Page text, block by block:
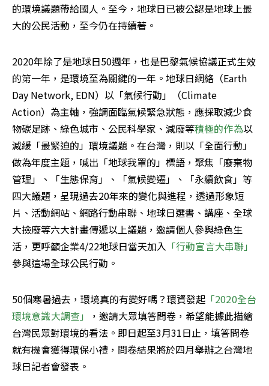
的環境議題帶給國人。至今，地球日已被公認是地球上最
大的公民活動，至今仍在持續著。
2020年除了是地球日50週年，也是巴黎氣候協議正式生效
的第一年，是環境至為關鍵的一年。地球日網絡（Earth
Day Network, EDN）以「氣候行動」（Climate
Action）為主軸，強調面臨氣候緊急狀態，應採取減少食
物碳足跡、綠色城市、公民科學家、減廢等積極的作為以
減緩「最緊迫的」環境議題。在台灣，則以「全面行動」
做為年度主題，喊出「地球我罩的」標語，聚焦「廢棄物
管理」、「生態保育」、「氣候變遷」、「永續飲食」等
四大議題，呈現過去20年來的變化與進程，透過形象短
片、活動網站、網路行動串聯、地球日選書、講座、全球
大撿廢等六大計畫傳遞以上議題，邀請個人參與綠色生
活，更呼籲企業4/22地球日當天加入 「行動宣言大串聯」
參與這場全球公民行動。
50個寒暑過去，環境真的有變好嗎？環資發起 「2020全台
環境意識大調查」
，邀請大眾填答問卷，希望能據此描繪
台灣民眾對環境的看法。即日起至3月31日止，填答問卷
就有機會獲得環保小禮，問卷結果將於四月舉辦之台灣地
球日記者會發表。